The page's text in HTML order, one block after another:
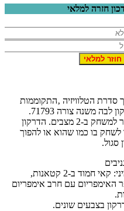
חזרה למלאי
הטלוויזיה ‚התקוממות
דרקונים של NINJAGO עם ערכת דרקון לבה משנה צורה 71793.
הערכה כוללת דרקון שטרם נראה בעבר למשחק ב-2 מצבים. הדרקון
בו כמו שהוא או להפוך
סגול.
ערכת דרקון נינג‘ה זו כוללת 5 דמויות מיני: קאי חמוד ב-2 קטאנות,
האימפריום עם חרב אימפריום